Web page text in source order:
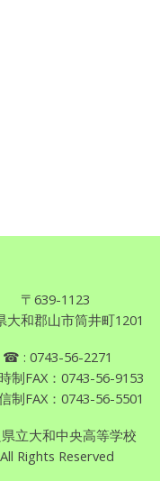
〒639-1123
大和郡山市筒井町1201
☎ : 0743-56-2271
制FAX：0743-56-9153
制FAX：0743-56-5501
立大和中央高等学校
All Rights Reserved